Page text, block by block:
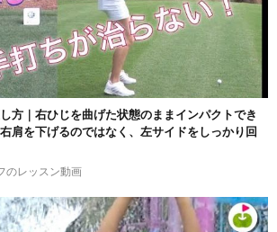
方｜右ひじを曲げた状態のままインパクトでき
肩を下げるのではなく、左サイドをしっかり回
のレッスン動画